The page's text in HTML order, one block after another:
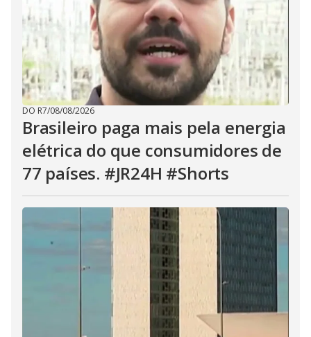
DO R7/08/08/2026
Brasileiro paga mais pela energia
elétrica do que consumidores de
77 países. #JR24H #Shorts